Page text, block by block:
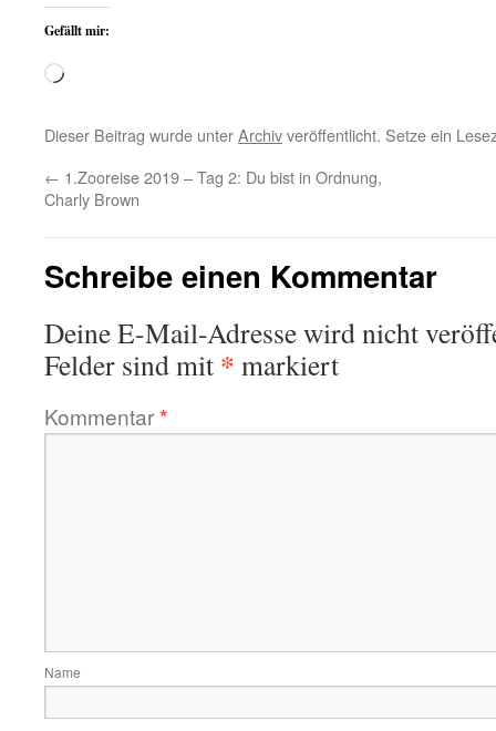
Gefällt mir:
Dieser Beitrag wurde unterArchivveröffentlicht. Setze ein
← 1.Zooreise 2019 – Tag 2: Du bist in Ordnung,
Charly Brown
Schreibe einen Kommentar
Deine E-Mail-Adresse wird nicht
Felder sind mit * markiert
Kommentar*
Name